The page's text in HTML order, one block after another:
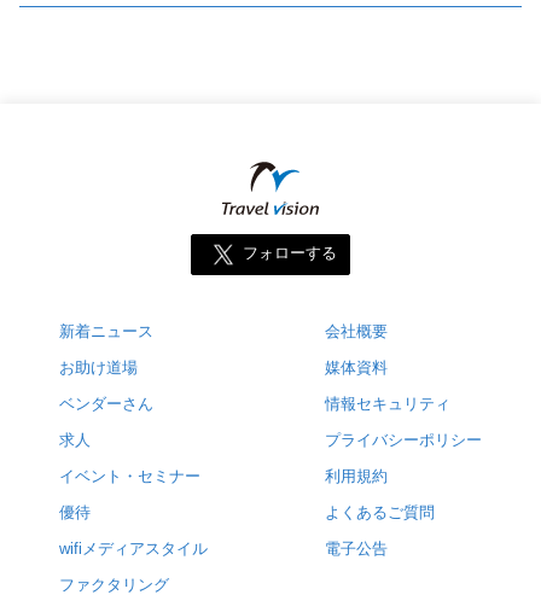
フォローする
新着ニュース
お助け道場
ベンダーさん
求人
イベント・セミナー
優待
wifiメディアスタイル
ファクタリング
会社概要
媒体資料
情報セキュリティ
プライバシーポリシー
利用規約
よくあるご質問
電子公告